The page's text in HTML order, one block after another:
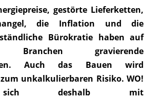
gestörte Lieferketten,
die Inflation und die
Bürokratie haben auf
Branchen gravierende
Auch das Bauen wird
unkalkulierbaren Risiko. WO!
deshalb mit